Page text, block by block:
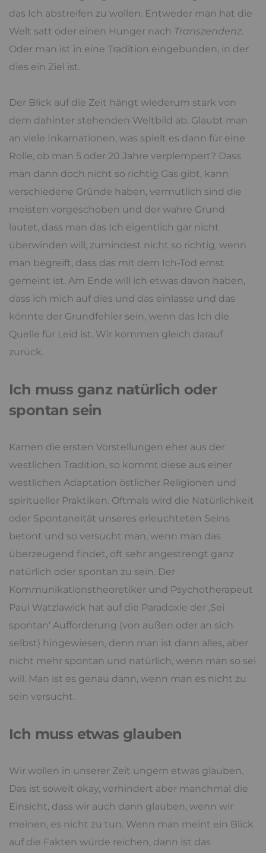
das Ich abstreifen zu wollen. Entweder man hat die
Welt satt oder einen Hunger nach Transzendenz.
Oder man ist in eine Tradition eingebunden, in der
dies ein Ziel ist.
Der Blick auf die Zeit hängt wiederum stark von
dem dahinter stehenden Weltbild ab. Glaubt man
an viele Inkarnationen, was spielt es dann für eine
Rolle, ob man 5 oder 20 Jahre verplempert? Dass
man dann doch nicht so richtig Gas gibt, kann
verschiedene Gründe haben, vermutlich sind die
meisten vorgeschoben und der wahre Grund
lautet, dass man das Ich eigentlich gar nicht
überwinden will, zumindest nicht so richtig, wenn
man begreift, dass das mit dem Ich-Tod ernst
gemeint ist. Am Ende will ich etwas davon haben,
dass ich mich auf dies und das einlasse und das
könnte der Grundfehler sein, wenn das Ich die
Quelle für Leid ist. Wir kommen gleich darauf
zurück.
Ich muss ganz natürlich oder
spontan sein
Kamen die ersten Vorstellungen eher aus der
westlichen Tradition, so kommt diese aus einer
westlichen Adaptation östlicher Religionen und
spiritueller Praktiken. Oftmals wird die Natürlichkeit
oder Spontaneität unseres erleuchteten Seins
betont und so versucht man, wenn man das
überzeugend findet, oft sehr angestrengt ganz
natürlich oder spontan zu sein. Der
Kommunikationstheoretiker und Psychotherapeut
Paul Watzlawick hat auf die Paradoxie der ‚Sei
spontan‘ Aufforderung (von außen oder an sich
selbst) hingewiesen, denn man ist dann alles, aber
nicht mehr spontan und natürlich, wenn man so sei
will. Man ist es genau dann, wenn man es nicht zu
sein versucht.
Ich muss etwas glauben
Wir wollen in unserer Zeit ungern etwas glauben.
Das ist soweit okay, verhindert aber manchmal die
Einsicht, dass wir auch dann glauben, wenn wir
meinen, es nicht zu tun. Wenn man meint ein Blick
auf die Fakten würde reichen, dann ist das